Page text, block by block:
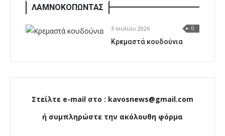
ΛΑΜΝΟΚΟΠΩΝΤΑΣ
3 Ιουλίου 2026 0
Κρεμαστά κουδούνια
Στείλτε e-mail στο : kavosnews@gmail.com
ή συμπληρώστε την ακόλουθη φόρμα